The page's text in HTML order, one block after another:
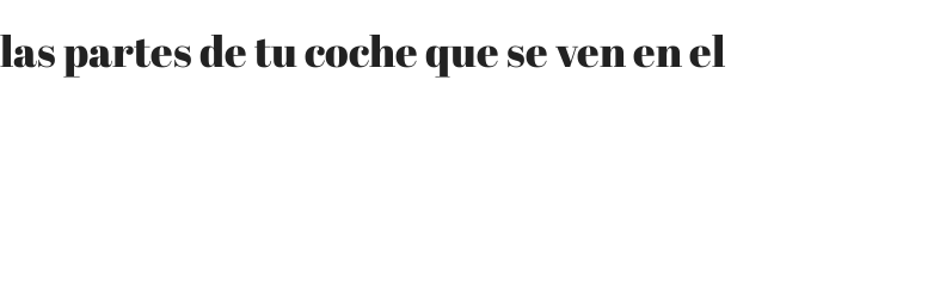
partes de tu coche que se ven en el